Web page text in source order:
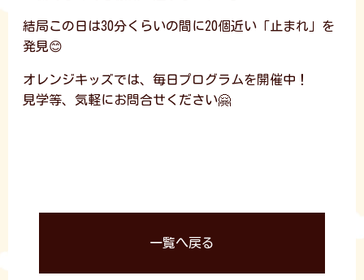
結局この日は30分くらいの間に20個近い「止まれ」を
発見😊
オレンジキッズでは、毎日プログラムを開催中！
見学等、気軽にお問合せください🤗
一覧へ戻る